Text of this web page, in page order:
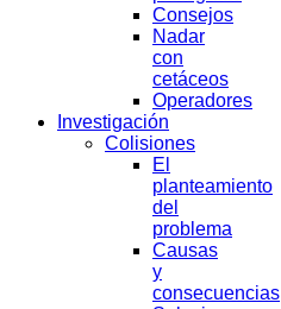
Consejos
Nadar
con
cetáceos
Operadores
Investigación
Colisiones
El
planteamiento
del
problema
Causas
y
consecuencias